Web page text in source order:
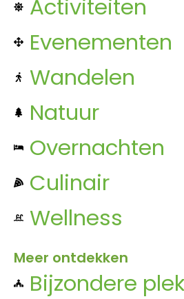
Activiteiten
Evenementen
Wandelen
Natuur
Overnachten
Culinair
Wellness
Meer ontdekken
Bijzondere